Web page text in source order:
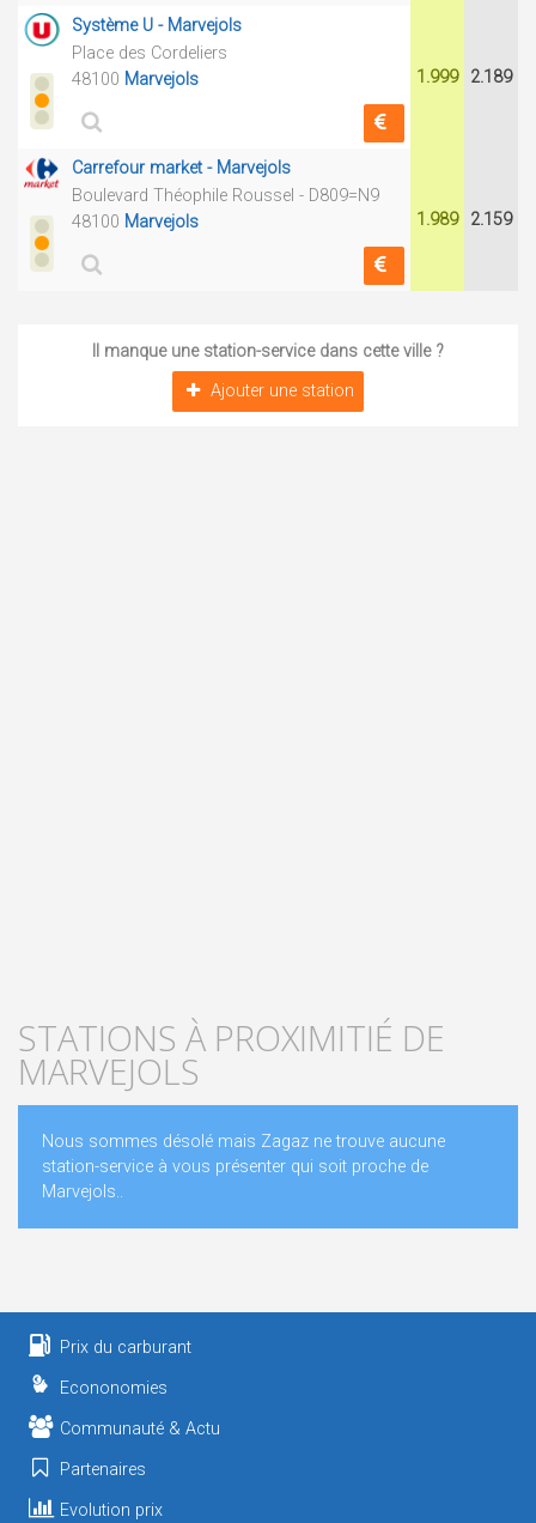
Système U - Marvejols
Place des Cordeliers
48100 Marvejols 1.999 2.189
Carrefour market - Marvejols
Boulevard Théophile Roussel - D809=N9
48100 Marvejols 1.989 2.159
Il manque une station-service dans cette ville ?
Ajouter une station
STATIONS À PROXIMITIÉ DE
MARVEJOLS
Nous sommes désolé mais Zagaz ne trouve aucune
station-service à vous présenter qui soit proche de
Marvejols..
Prix du carburant
Econonomies
Communauté & Actu
Partenaires
Evolution prix